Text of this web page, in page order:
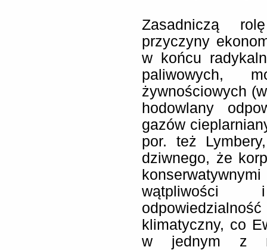
Zasadniczą
przyczyny
w końcu
paliwowych,
żywnościowych
hodowlany
gazów
por. też
dziwnego, że
wątpliwości
klimatyczny, co
w jednym z